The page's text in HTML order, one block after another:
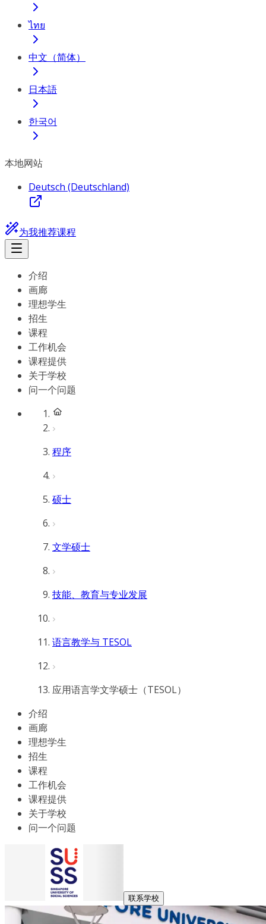
ไทย
中文（简体）
日本語
한국어
本地网站
Deutsch (Deutschland)
为我推荐课程
介绍
画廊
理想学生
招生
课程
工作机会
课程提供
关于学校
问一个问题
程序
硕士
文学硕士
技能、教育与专业发展
语言教学与 TESOL
应用语言学文学硕士（TESOL）
介绍
画廊
理想学生
招生
课程
工作机会
课程提供
关于学校
问一个问题
联系学校